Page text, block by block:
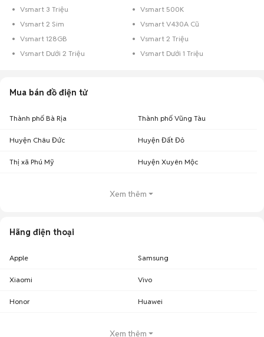
Vsmart 3 Triệu
Vsmart 500K
Vsmart 2 Sim
Vsmart V430A Cũ
Vsmart 128GB
Vsmart 2 Triệu
Vsmart Dưới 2 Triệu
Vsmart Dưới 1 Triệu
Mua bán đồ điện tử
Thành phố Bà Rịa Thành phố Vũng Tàu
Huyện Châu Đức Huyện Đất Đỏ
Thị xã Phú Mỹ Huyện Xuyên Mộc
Xem thêm
Hãng điện thoại
Apple Samsung
Xiaomi Vivo
Honor Huawei
Xem thêm